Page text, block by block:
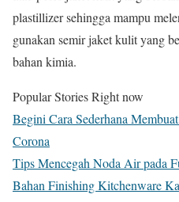
plastillizer sehingga mampu
gunakan semir jaket kulit yang
bahan kimia.
Popular Stories Right now
Begini Cara Sederhana
Corona
Tips Mencegah Noda Air pada
Bahan Finishing Kitchenware